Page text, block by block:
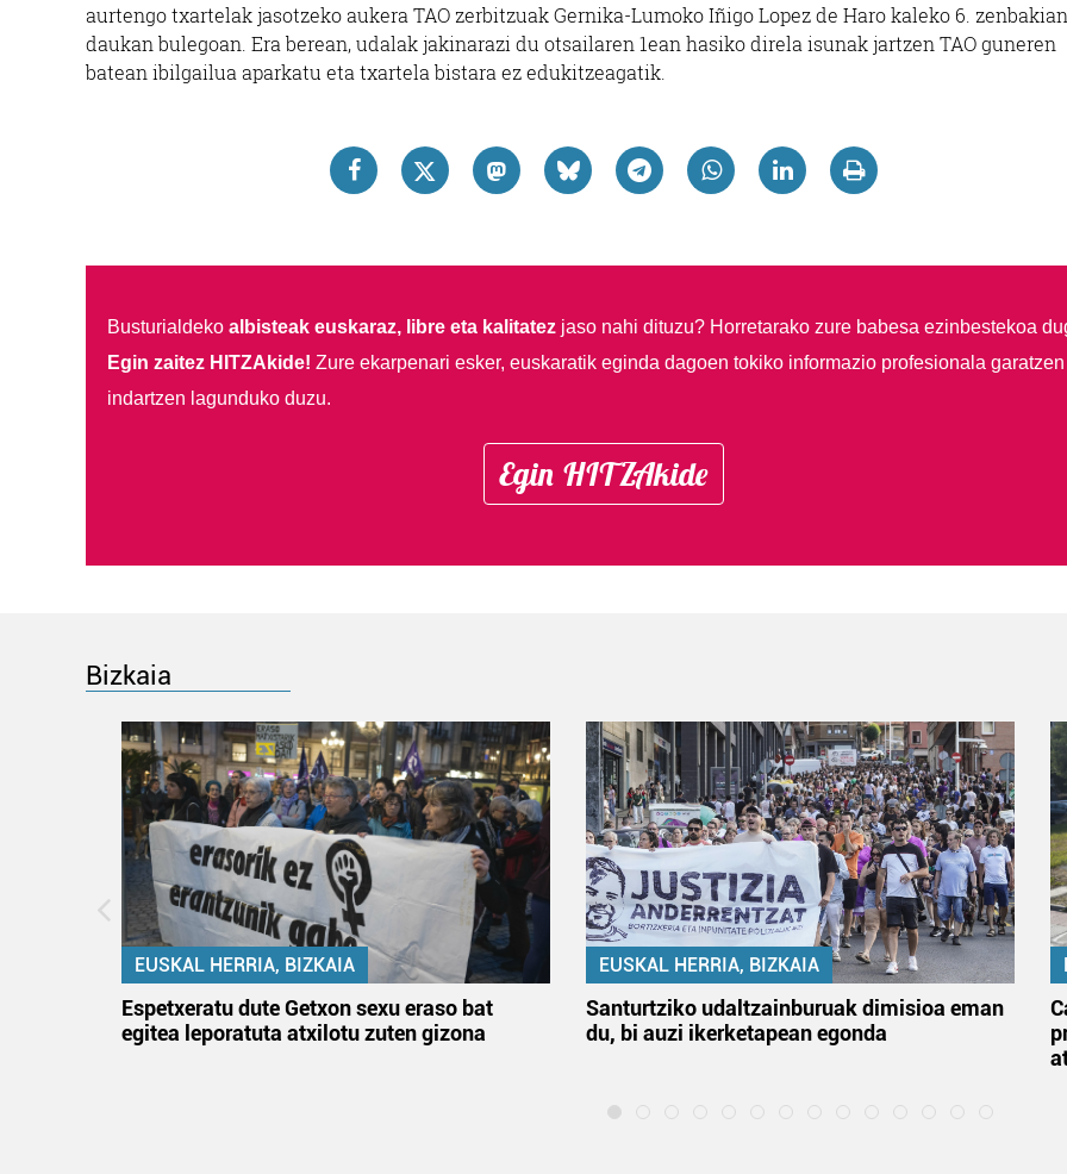
aurtengo txartelak jasotzeko aukera TAO zerbitzuak Gernika-Lumoko Iñigo Lopez de Haro kaleko 6. zenbakian
daukan bulegoan. Era berean, udalak jakinarazi du otsailaren 1ean hasiko direla isunak jartzen TAO guneren
batean ibilgailua aparkatu eta txartela bistara ez edukitzeagatik.
Busturialdeko albisteak euskaraz, libre eta kalitatezjaso nahi dituzu? Horretarako zure babesa ezinbestekoa
Egin zaitez HITZAkide! Zure ekarpenari esker, euskaratik eginda dagoen tokiko informazio profesionala garatzen
indartzen lagunduko duzu.
Egin HITZAkide
Bizkaia
EUSKAL HERRIA, BIZKAIA
Espetxeratu dute Getxon sexu eraso bat
egitea leporatuta atxilotu zuten gizona
EUSKAL HERRIA, BIZKAIA
Santurtziko udaltzainburuak dimisioa eman
du, bi auzi ikerketapean egonda